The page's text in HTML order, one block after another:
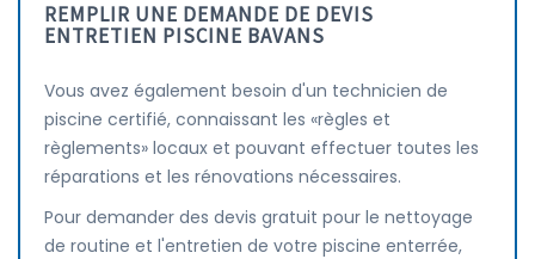
REMPLIR UNE DEMANDE DE DEVIS
ENTRETIEN PISCINE BAVANS
Vous avez également besoin d'un technicien de
piscine certifié, connaissant les «règles et
règlements» locaux et pouvant effectuer toutes les
réparations et les rénovations nécessaires.
Pour demander des devis gratuit pour le nettoyage
de routine et l'entretien de votre piscine enterrée,